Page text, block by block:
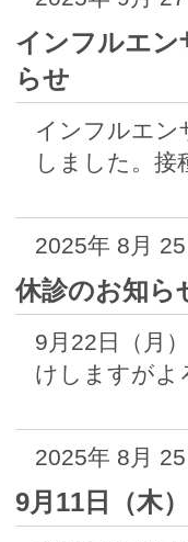
インフルエ
らせ
インフルエン
しました。接
2025年 8月
休診のお知ら
9月22日（月
けしますがよ
2025年 8月
9月11日（木